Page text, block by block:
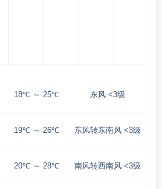
18℃ ～ 25℃ 东风 <3级
19℃ ～ 26℃ 东风转东南风 <3级
20℃ ～ 28℃ 南风转西南风 <3级